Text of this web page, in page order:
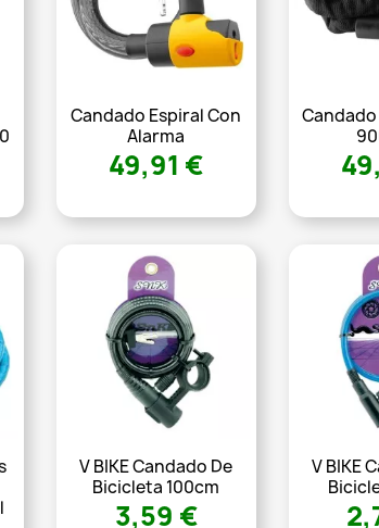
Candado Espiral Con
Alarma
49,91 €
V BIKE Candado De
Bicicleta 100cm
3,59 €
V BIKE